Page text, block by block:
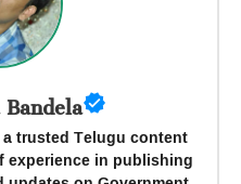
trusted Telugu content
experience in publishing